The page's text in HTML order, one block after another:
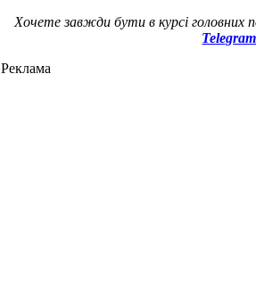
Хочете завжди бути в курсі головних
Реклама